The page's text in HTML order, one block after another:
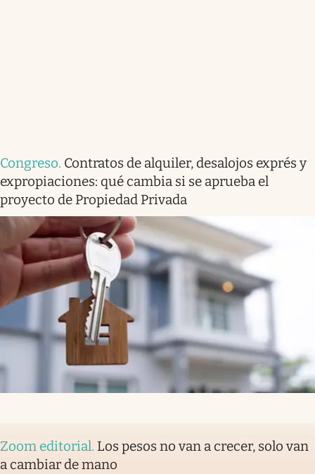
Congreso. Contratos de alquiler, desalojos exprés y
expropiaciones: qué cambia si se aprueba el
proyecto de Propiedad Privada
Zoom editorial. Los pesos no van a crecer, solo van
a cambiar de mano